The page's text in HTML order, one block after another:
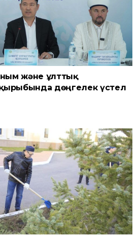
және ұлттық
дөңгелек үстел